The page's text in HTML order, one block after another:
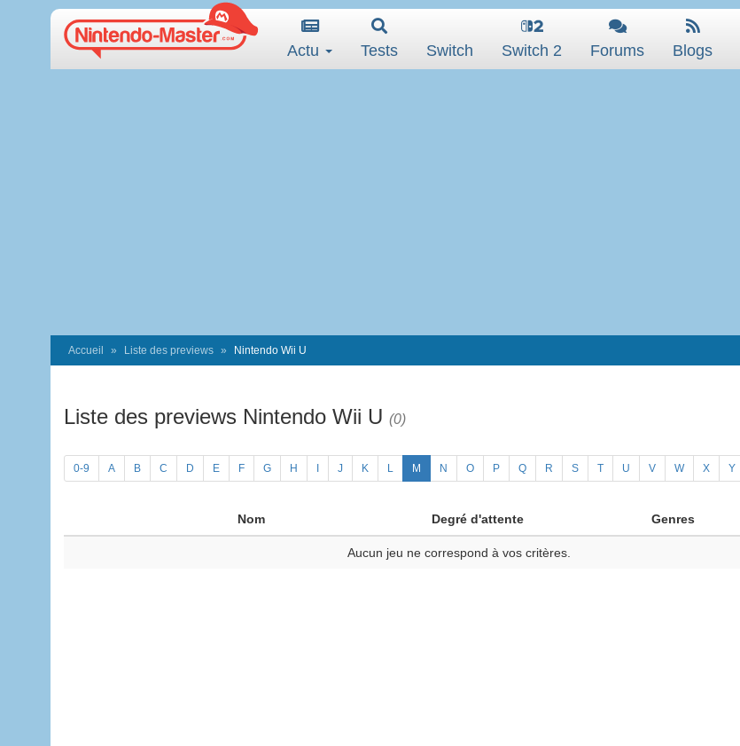
Actu Tests Switch Switch 2 Forums Blogs
Accueil Liste des previews Nintendo Wii U
Liste des previews Nintendo Wii U (0)
0-9 A B C D E F G H J K L M N O P Q R S T U V W X Y
Nom Degré d'attente Genres
Aucun jeu ne correspond à vos critères.